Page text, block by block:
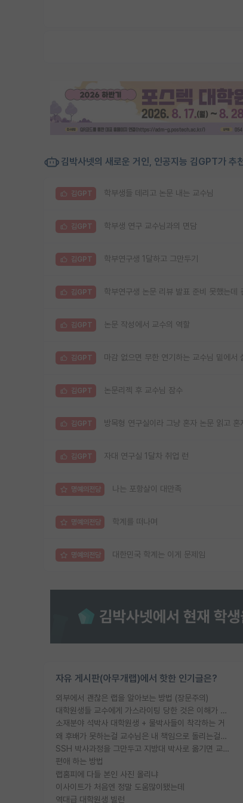
김박사넷의 새로운 거인, 인공지능 김GPT가 추
김GPT 학부생들 데리고 논문 내는 교수님
김GPT 학부생 연구 교수님과의 면담
김GPT 학부연구생 1달하고 그만두기
김GPT 학부연구생 논문 리뷰 발표 준비 못했는데
김GPT 논문 작성에서 교수의 역할
김GPT 마감 없으면 무한 연기하는 교수님 밑에서
김GPT 논문리젝 후 교수님 잠수
김GPT 방목형 연구실이라 그냥 혼자 논문 읽고 혼
김GPT 자대 연구실 1달차 취업 런
명예의전당 나는 포항살이 대만족
명예의전당 학계를 떠나며
명예의전당 대한민국 학계는 이게 문제임
자유 게시판(아무개랩)에서 핫한 인기글은?
외부에서 괜찮은 랩을 알아보는 방법 (장문주의)
대학원생들 교수에게 가스라이팅 당한 것은 이해가 갑니다. 안타깝네요.
소재분야 석박사 대학원생 + 물박사들이 착각하는 거
왜 후배가 못하는걸 교수님은 내 책임으로 돌리는걸까요?
SSH 박사과정을 그만두고 지방대 박사로 옮기면 교수의 꿈은 끝일까요?
편애 하는 방법
랩홈피에 다들 본인 사진 올리냐
이사이트가 처음엔 정말 도움많이됐는데
역대급 대학원생 빌런